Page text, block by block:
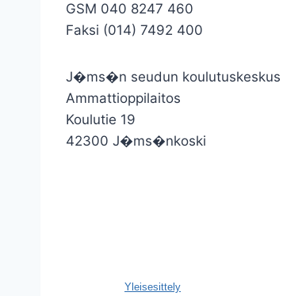
GSM 040 8247 460
Faksi (014) 7492 400
J�ms�n seudun koulutuskeskus
Ammattioppilaitos
Koulutie 19
42300 J�ms�nkoski
Yleisesittely